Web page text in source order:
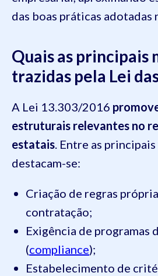
das boas práticas
Quais as principais
trazidas pela Lei
A Lei 13.303/2016
estruturais relevantes no
estatais. Entre as
destacam-se:
Criação de regras
contratação;
Exigência de programas
(compliance);
Estabelecimento de